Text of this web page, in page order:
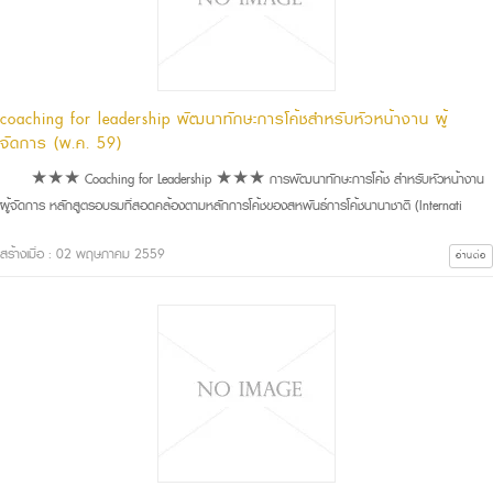
coaching for leadership พัฒนาทักษะการโค้ชสำหรับหัวหน้างาน ผู้
จัดการ (พ.ค. 59)
★★★ Coaching for Leadership ★★★ การพัฒนาทักษะการโค้ช สำหรับหัวหน้างาน
ผู้จัดการ หลักสูตรอบรมที่สอดคล้องตามหลักการโค้ชของสหพันธ์การโค้ชนานาชาติ (Internati
สร้างเมื่อ : 02 พฤษภาคม 2559 อ่านต่อ